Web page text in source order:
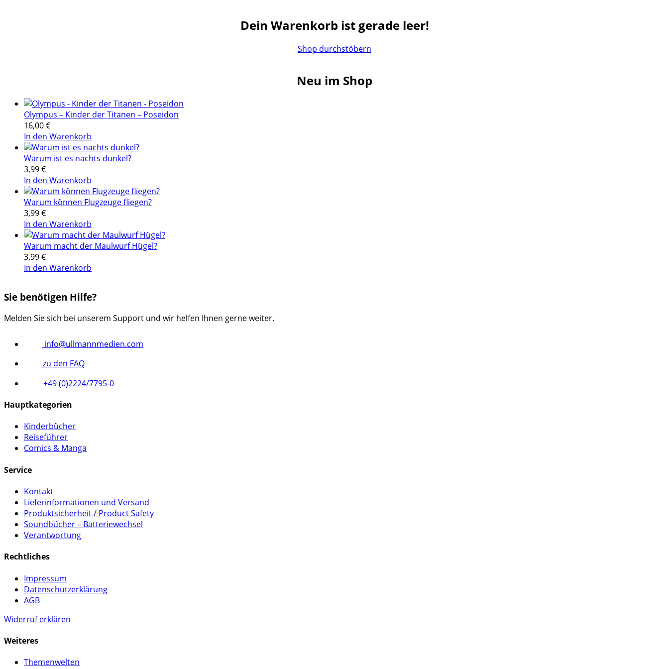
Dein Warenkorb ist gerade leer!
Shop durchstöbern
Neu im Shop
Olympus – Kinder der Titanen – Poseidon
16,00€
In den Warenkorb
Warum ist es nachts dunkel?
3,99€
In den Warenkorb
Warum können Flugzeuge fliegen?
3,99€
In den Warenkorb
Warum macht der Maulwurf Hügel?
3,99€
In den Warenkorb
Sie benötigen Hilfe?
Melden Sie sich bei unserem Support und wir helfen Ihnen gerne weiter.
info@ullmannmedien.com
zu den FAQ
+49 (0)2224/7795-0
Hauptkategorien
Kinderbücher
Reiseführer
Comics & Manga
Service
Kontakt
Lieferinformationen und Versand
Produktsicherheit / Product Safety
Soundbücher – Batteriewechsel
Verantwortung
Rechtliches
Impressum
Datenschutzerklärung
AGB
Widerruf erklären
Weiteres
Themenwelten